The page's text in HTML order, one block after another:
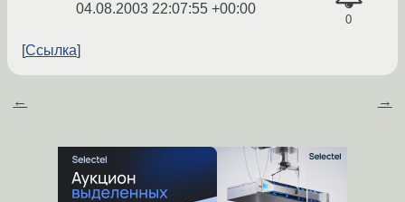
0
04.08.2003 22:07:55 +00:00
Ссылка
← →